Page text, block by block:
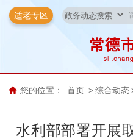
适老专区
您的位置： 首页 > 综合动态
水利部部署开展